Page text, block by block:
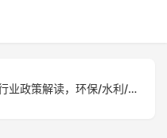
云南土工材料行业政策解读，环保/水利/公路相关政策影响